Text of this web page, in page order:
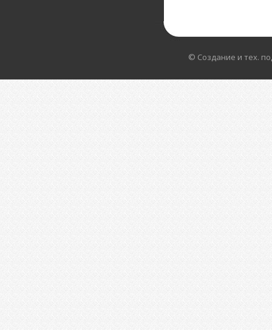
© Создание и тех.